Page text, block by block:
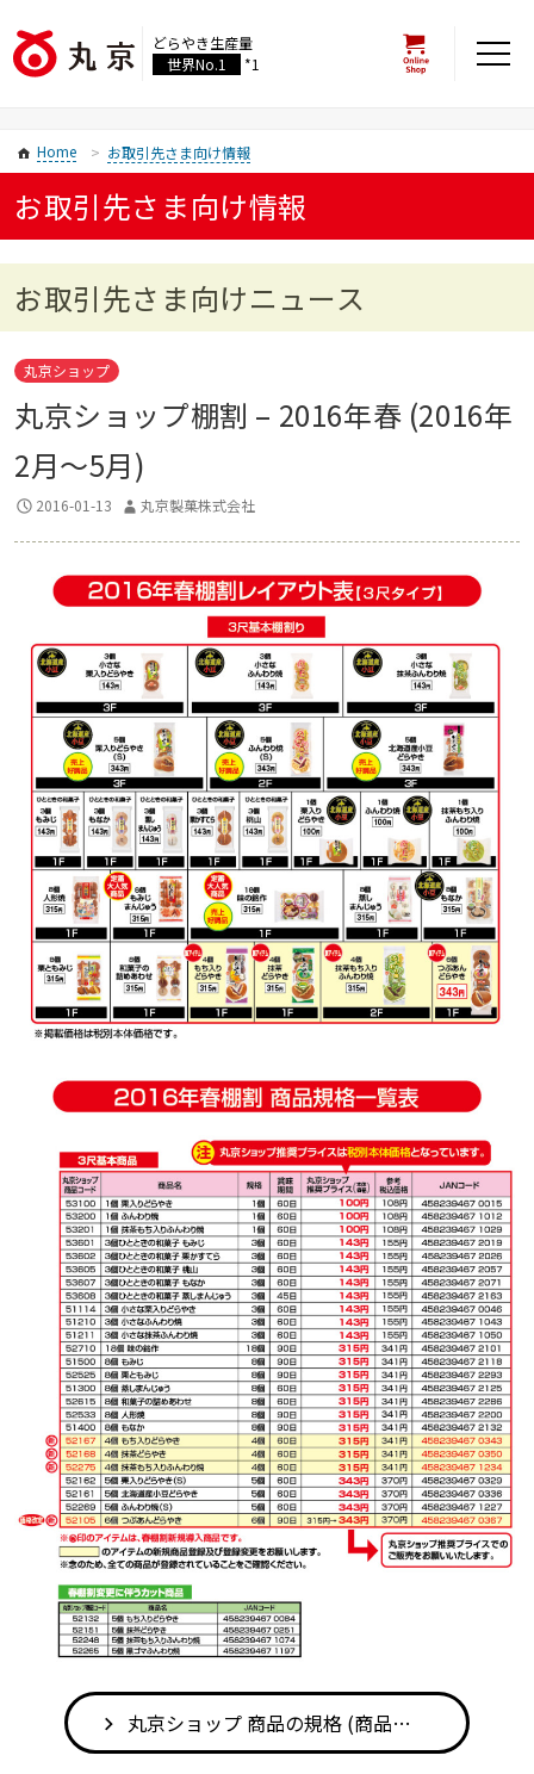
どらやき生産量
世界No.1
*1
Home お取引先さま向け情報
お取引先さま向け情報
お取引先さま向けニュース
丸京ショップ
丸京ショップ棚割 – 2016年春 (2016年
2月〜5月)
2016-01-13 丸京製菓株式会社
丸京ショップ 商品の規格 (商品情報検索へ)